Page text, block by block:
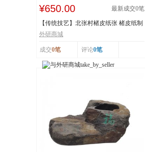
¥650.00 最新成交0笔
【传统技艺】北张村楮皮纸张 楮皮纸制
作技艺 国...
外研商城
成交0笔 评论0笔